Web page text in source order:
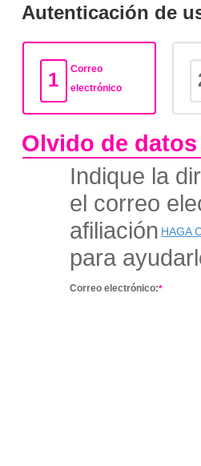
Autenticación de
1
Correo
electrónico
Olvido de datos
Indique la
el correo
afiliación HAGA
para
Correo electrónico:*